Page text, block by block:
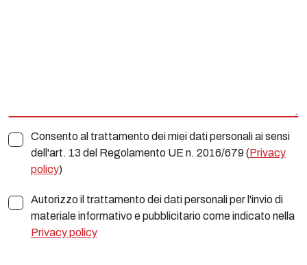
Consento al trattamento dei miei dati personali ai sensi
dell'art. 13 del Regolamento UE n. 2016/679 (Privacy
policy)
Autorizzo il trattamento dei dati personali per l'invio di
materiale informativo e pubblicitario come indicato nella
Privacy policy